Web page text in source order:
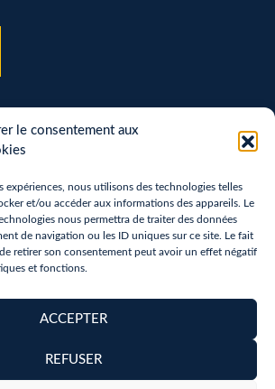
le consentement aux
expériences, nous utilisons des technologies telles
et/ou accéder aux informations des appareils. Le
nous permettra de traiter des données
de navigation ou les ID uniques sur ce site. Le fait
retirer son consentement peut avoir un effet négatif
et fonctions.
ACCEPTER
REFUSER
Mentions légales
Politique de confidentialité
sur vos données personnelles
Politique de cookies (UE)